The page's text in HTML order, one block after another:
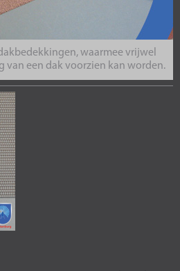
waarmee vrijwel
van een dak voorzien kan worden.